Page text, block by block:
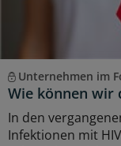
Unternehmen im
Wie können wir
In den
Infektionen mit